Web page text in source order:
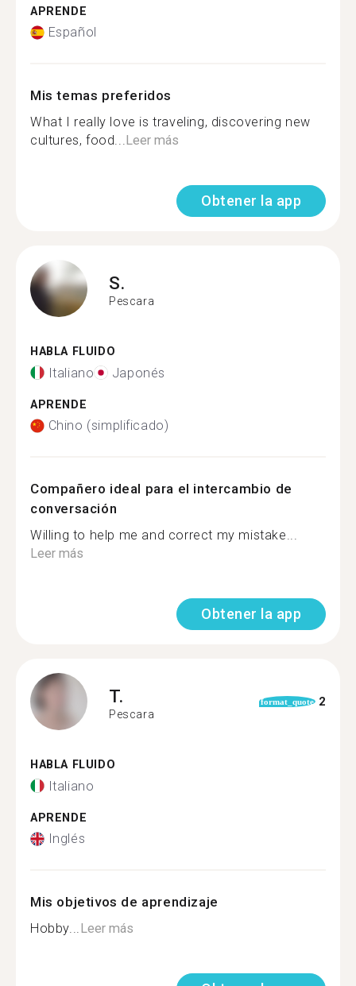
APRENDE
Español
Mis temas preferidos
What I really love is traveling, discovering new
cultures, food...Leer más
Obtener la app
S.
Pescara
HABLA FLUIDO
Italiano Japonés
APRENDE
Chino (simplificado)
Compañero ideal para el intercambio de
conversación
Willing to help me and correct my mistake...
Leer más
Obtener la app
T.
Pescara
format_quote 2
HABLA FLUIDO
Italiano
APRENDE
Inglés
Mis objetivos de aprendizaje
Hobby...Leer más